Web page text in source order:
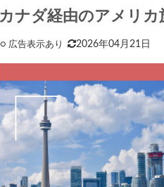
カナダ経由のアメリ
2026年04月21日